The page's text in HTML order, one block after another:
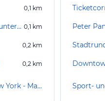
0,1 km
National Geographic Encounter Ocean Odyssey 0,1 km
0,2 km
0,2 km
Sehenswürdigkeiten in New York - Manhattan
Peter